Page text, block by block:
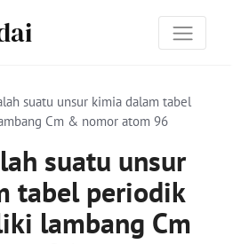
suatu unsur kimia dalam tabel
Cm & nomor atom 96
suatu unsur
tabel periodik
lambang Cm